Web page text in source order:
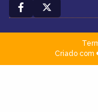
Criado com